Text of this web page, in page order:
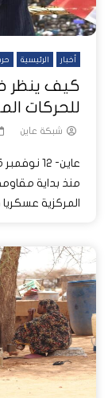
أخبار الرئيسية
كيف ينظر
للحركات
شبكة عاين
منذ بداية
المركزية